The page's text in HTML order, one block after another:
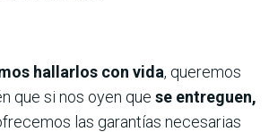
hallarlos con vida, queremos
que si nos oyen que se entreguen,
las garantías necesarias